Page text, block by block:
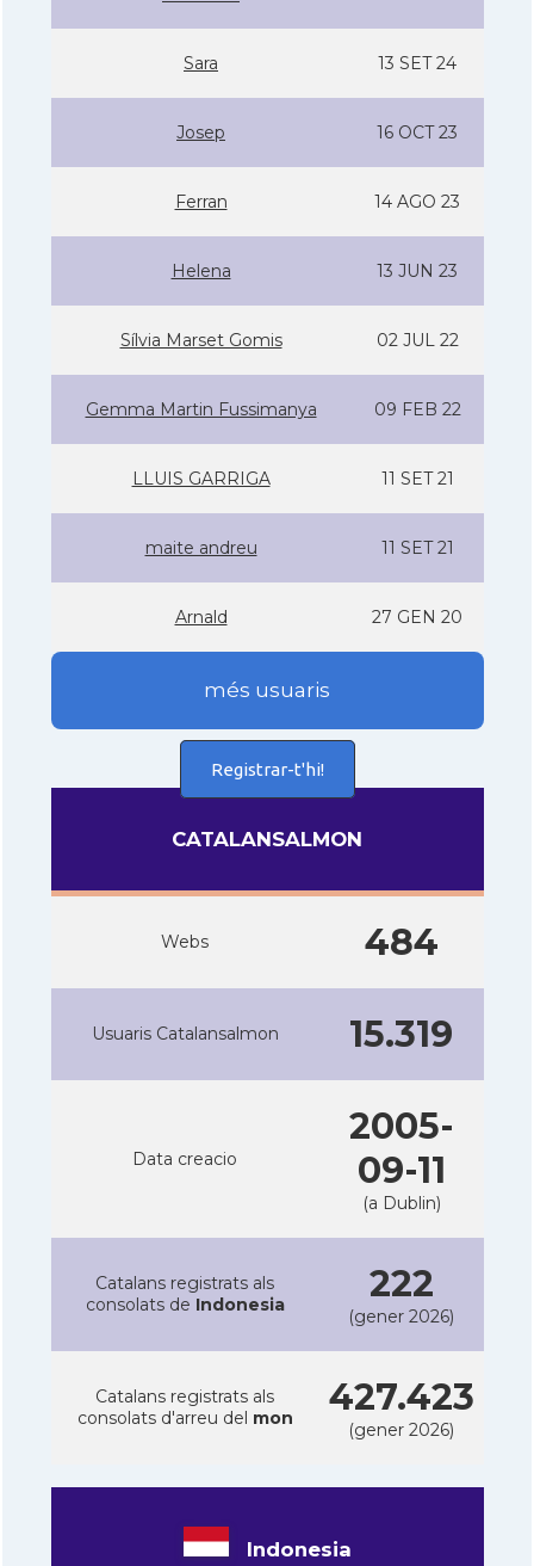
Sara 13 SET 24
Josep 16 OCT 23
Ferran 14 AGO 23
Helena 13 JUN 23
Sí­lvia Marset Gomis 02 JUL 22
Gemma Martin Fussimanya 09 FEB 22
LLUIS GARRIGA 11 SET 21
maite andreu 11 SET 21
Arnald 27 GEN 20
més usuaris
Registrar-t'hi!
CATALANSALMON
Webs 484
Usuaris Catalansalmon 15.319
Data creacio
2005-
09-11
(a Dublin)
Catalans registrats als
consolats de Indonesia 222
(gener 2026)
Catalans registrats als
consolats d'arreu del mon 427.423
(gener 2026)
Indonesia